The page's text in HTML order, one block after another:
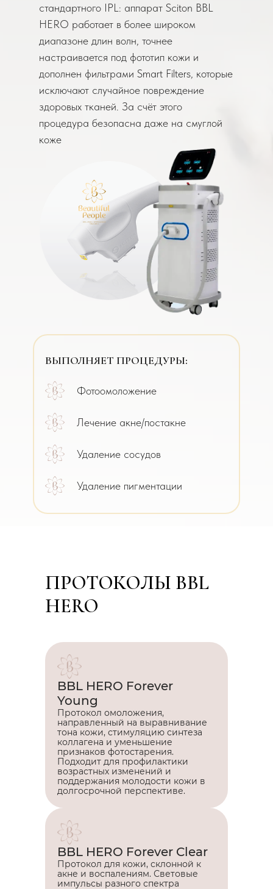
стандартного IPL: аппарат Sciton BBL
HERO работает в более широком
диапазоне длин волн, точнее
настраивается под фототип кожи и
дополнен фильтрами Smart Filters, которые
исключают случайное повреждение
здоровых тканей. За счёт этого
процедура безопасна даже на смуглой
коже
Удаление сосудов
Лечение акне/постакне
Фотоомоложение
Удаление пигментации
ВЫПОЛНЯЕТ ПРОЦЕДУРЫ:
ПРОТОКОЛЫ BBL
HERO
BBL HERO Forever
Young
Протокол омоложения,
направленный на выравнивание
тона кожи, стимуляцию синтеза
коллагена и уменьшение
признаков фотостарения.
Подходит для профилактики
возрастных изменений и
поддержания молодости кожи в
долгосрочной перспективе.
BBL HERO Forever Clear
Протокол для кожи, склонной к
акне и воспалениям. Световые
импульсы разного спектра